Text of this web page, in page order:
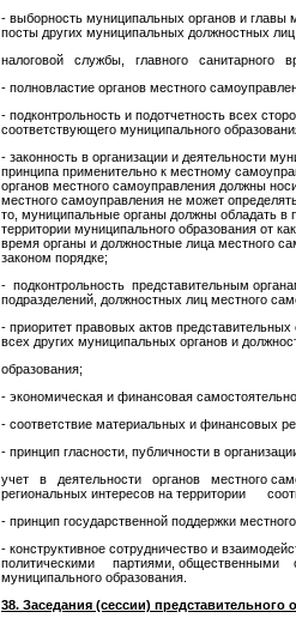
- выборность муниципальных органов и
посты других муниципальных должностных
налоговой службы, главного санитарного
- полновластие органов местного
- подконтрольность и подотчетность всех
соответствующего муниципального
- законность в организации и деятельности
принципа применительно к местному
органов местного самоуправления должны
местного самоуправления не может
то, муниципальные органы должны обладать
территории муниципального образования
время органы и должностные лица местного
законом порядке;
- подконтрольность представительным
подразделений, должностных лиц местного
- приоритет правовых актов
всех других муниципальных органов и
образования;
- экономическая и финансовая
- соответствие материальных и финансовых
- принцип гласности, публичности в
учет в деятельности органов местного
региональных интересов на территории
- принцип государственной поддержки
- конструктивное сотрудничество и
политическими партиями, общественными
муниципального образования.
38. Заседания (сессии) представительного